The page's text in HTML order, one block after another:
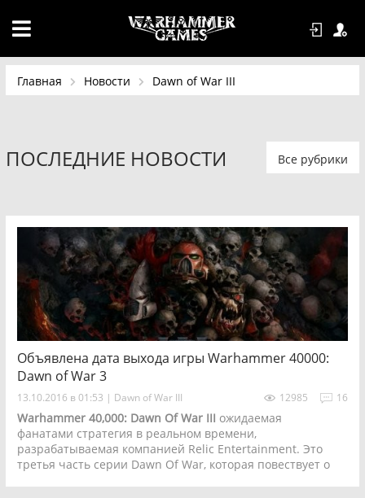
Главная Новости Dawn of War III
ПОСЛЕДНИЕ НОВОСТИ Все рубрики
Объявлена дата выхода игры Warhammer 40000:
Dawn of War 3
13.10.2016 в 01:53 | Dawn of War III 16
12985
Warhammer 40,000: Dawn Of War III ожидаемая
фанатами стратегия в реальном времени,
разрабатываемая компанией Relic Entertainment. Это
третья часть серии Dawn Of War, которая повествует о